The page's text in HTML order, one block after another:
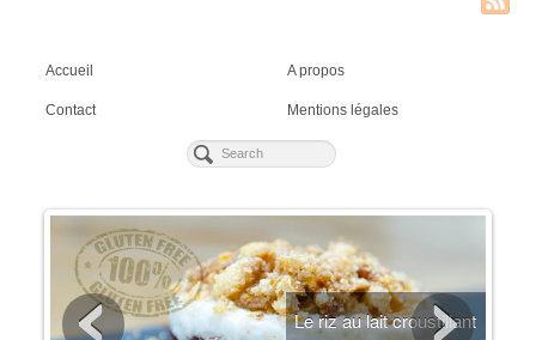
Accueil A propos
Contact Mentions légales
Le riz au lait croustillant